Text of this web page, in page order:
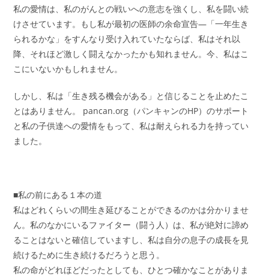
私の愛情は、私のがんとの戦いへの意志を強くし、私を闘い続
けさせています。もし私が最初の医師の余命宣告―「一年生き
られるかな」をすんなり受け入れていたならば、私はそれ以
降、それほど激しく闘えなかったかも知れません。今、私はこ
こにいないかもしれません。
しかし、私は「生き残る機会がある」と信じることを止めたこ
とはありません。 pancan.org（パンキャンのHP）のサポート
と私の子供達への愛情をもって、私は耐えられる力を持ってい
ました。
■私の前にある１本の道
私はどれくらいの間生き延びることができるのかは分かりませ
ん。私のなかにいるファイター（闘う人）は、私が絶対に諦め
ることはないと確信していますし、私は自分の息子の成長を見
続けるために生き続けるだろうと思う。
私の命がどれほどだったとしても、ひとつ確かなことがありま